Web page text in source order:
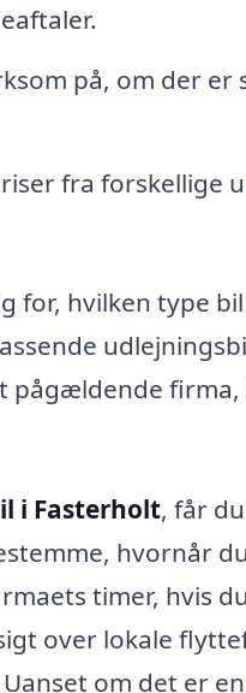
på, om der er
fra forskellige
for, hvilken type
pågældende
i Fasterholt, får
hvornår
timer, hvis
over lokale
om det er